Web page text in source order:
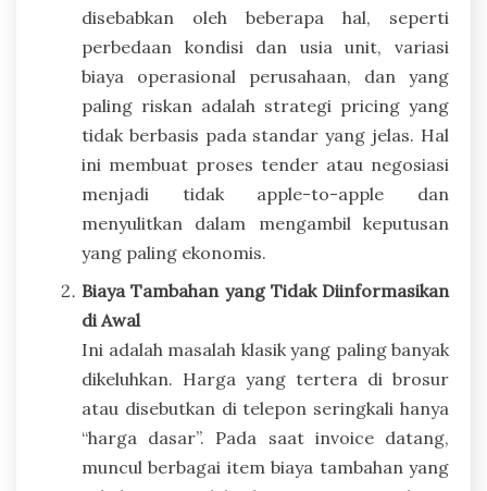
disebabkan oleh beberapa hal, seperti
perbedaan kondisi dan usia unit, variasi
biaya operasional perusahaan, dan yang
paling riskan adalah strategi pricing yang
tidak berbasis pada standar yang jelas. Hal
ini membuat proses tender atau negosiasi
menjadi tidak apple-to-apple dan
menyulitkan dalam mengambil keputusan
yang paling ekonomis.
Biaya Tambahan yang Tidak Diinformasikan
di Awal
Ini adalah masalah klasik yang paling banyak
dikeluhkan. Harga yang tertera di brosur
atau disebutkan di telepon seringkali hanya
“harga dasar”. Pada saat invoice datang,
muncul berbagai item biaya tambahan yang